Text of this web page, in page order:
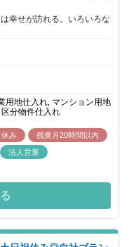
幸せが訪れる。いろいろな
用地仕入れ, マンション用地
分物件仕入れ
休み
残業月20時間以内
法人営業